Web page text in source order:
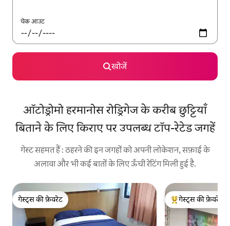
चेक आउट
खोजें
ऑटोड्रोमो हरमानोस रोड्रिगेज के करीब छुट्टियाँ
बिताने के लिए किराए पर उपलब्ध टॉप-रेटेड जगहें
गेस्ट सहमत हैं : ठहरने की इन जगहों को अपनी लोकेशन, सफ़ाई के
अलावा और भी कई बातों के लिए ऊँची रेटिंग मिली हुई है.
गेस्ट्स की फ़ेवरेट
गेस्ट्स की फ़ेवरेट
गेस्ट्स का टॉप फ़ेवरेट
गेस्ट्स की फ़ेवरेट